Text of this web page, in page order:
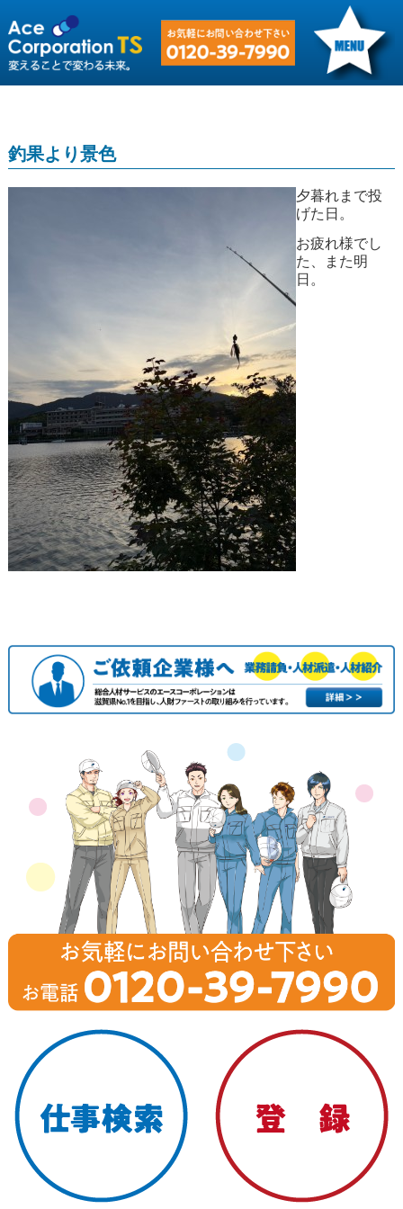
釣果より景色
夕暮れまで投
げた日。
お疲れ様でし
た、また明
日。